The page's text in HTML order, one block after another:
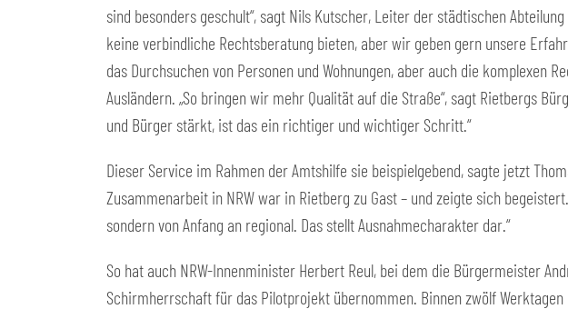
sind besonders geschult“, sagt Nils Kutscher, Leiter der städtischen
keine verbindliche Rechtsberatung bieten, aber wir geben gern unsere
das Durchsuchen von Personen und Wohnungen, aber auch die komplexen
Ausländern. „So bringen wir mehr Qualität auf die Straße“, sagt Rietbergs
und Bürger stärkt, ist das ein richtiger und wichtiger Schritt.“
Dieser Service im Rahmen der Amtshilfe sie beispielgebend, sagte jetzt
Zusammenarbeit in NRW war in Rietberg zu Gast – und zeigte sich
sondern von Anfang an regional. Das stellt Ausnahmecharakter dar.“
So hat auch NRW-Innenminister Herbert Reul, bei dem die Bürgermeister
Schirmherrschaft für das Pilotprojekt übernommen. Binnen zwölf